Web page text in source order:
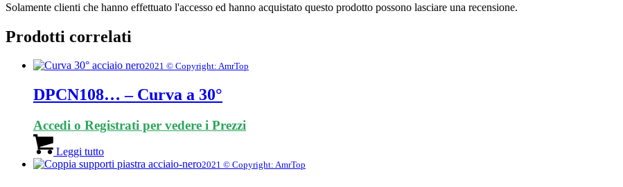
Solamente clienti che hanno effettuato l'accesso ed hanno acquistato questo prodotto possono lasciare una recensione.
Prodotti correlati
2021 © Copyright: AmrTop
DPCN108… – Curva a 30°
Accedi o Registrati per vedere i Prezzi
Leggi tutto
2021 © Copyright: AmrTop